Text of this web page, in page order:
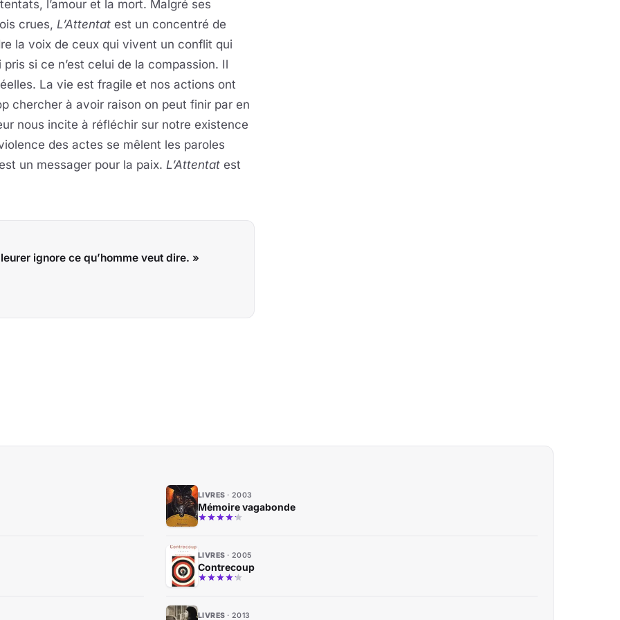
l’amour et la mort. Malgré ses
crues, L’Attentat est un concentré de
la voix de ceux qui vivent un conflit qui
si ce n’est celui de la compassion. Il
La vie est fragile et nos actions ont
chercher à avoir raison on peut finir par en
nous incite à réfléchir sur notre existence
des actes se mêlent les paroles
un messager pour la paix. L’Attentat est
ignore ce qu’homme veut dire. »
LIVRES 2003
Mémoire vagabonde
LIVRES 2005
Contrecoup
LIVRES 2013